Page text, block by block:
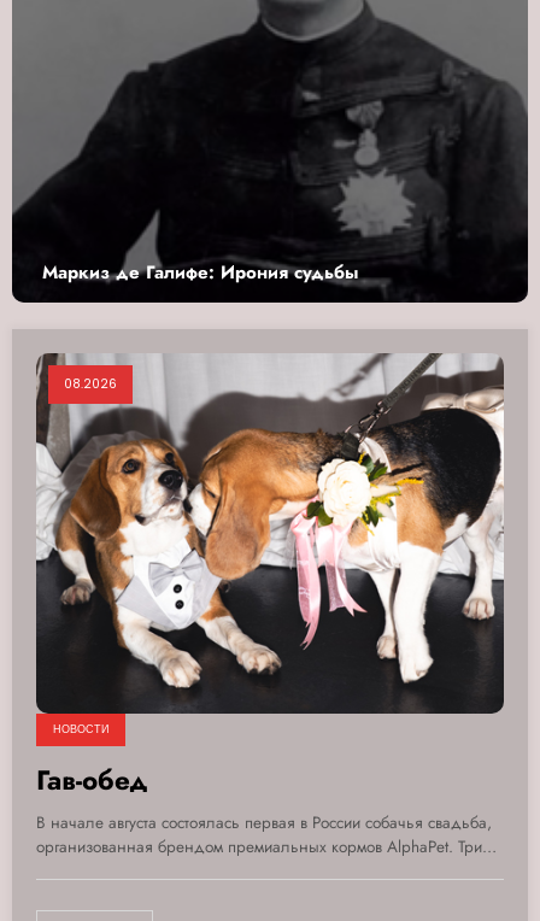
Галифе: Ирония судьбы Сергей
08.2026
НОВОСТИ
Гав-обед
В начале августа состоялась первая в России собачья свадьба,
организованная брендом премиальных кормов AlphaPet. Три…